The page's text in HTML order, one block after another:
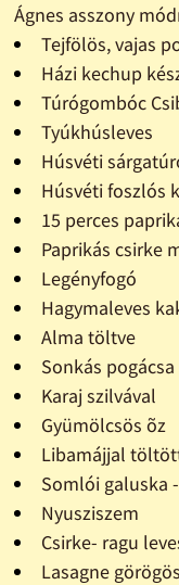
Ágnes asszony
Tejfölös, vajas
Házi kechup
Túrógombóc
Tyúkhúsleves
Húsvéti
Húsvéti foszlós
15 perces
Paprikás csirke
Legényfogó
Hagymaleves
Alma töltve
Sonkás pogácsa
Karaj szilvával
Gyümölcsös õz
Libamájjal
Somlói galuska
Nyusziszem
Csirke- ragu
Lasagne